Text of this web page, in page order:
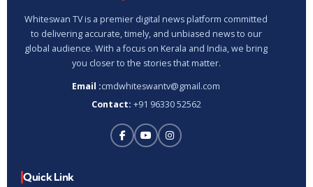
Whiteswan TV is a premier digital news platform committed
to delivering accurate, timely, and unbiased news to our
global audience. With a focus on Kerala and India, we bring
you closer to the stories that matter.
Email :cmdwhiteswantv@gmail.com
Contact: +91 96330 52562
Quick Link